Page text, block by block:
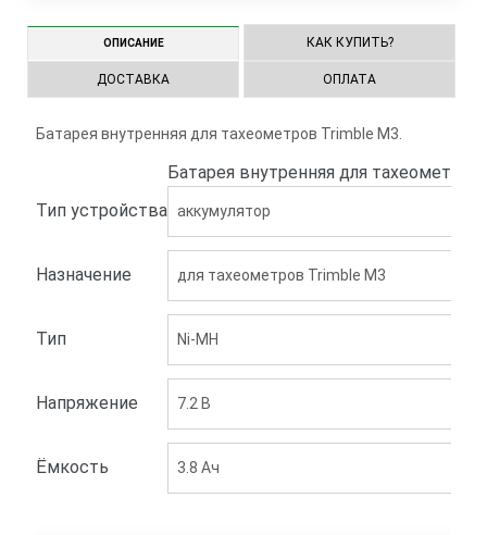
ОПИСАНИЕ КАК КУПИТЬ?
ДОСТАВКА ОПЛАТА
Батарея внутренняя для тахеометров Trimble M3.
Батарея внутренняя для тахеометров
Тип устройства аккумулятор
Назначение для тахеометров Trimble M3
Тип Ni-MH
Напряжение 7.2 В
Ёмкость 3.8 Aч